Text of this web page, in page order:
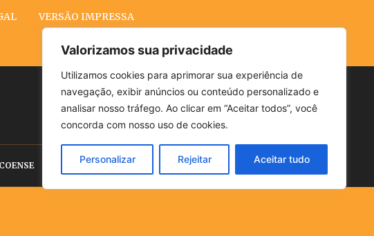
Valorizamos sua privacidade
Utilizamos cookies para aprimorar sua experiência de
navegação, exibir anúncios ou conteúdo personalizado e
analisar nosso tráfego. Ao clicar em “Aceitar todos”, você
concorda com nosso uso de cookies.
Personalizar Rejeitar Aceitar tudo
VERSÃO IMPRESSA
Buscar
POLÍTICA CLIMA ECONOMIA